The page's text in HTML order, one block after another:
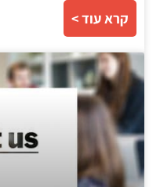
קרא עוד >